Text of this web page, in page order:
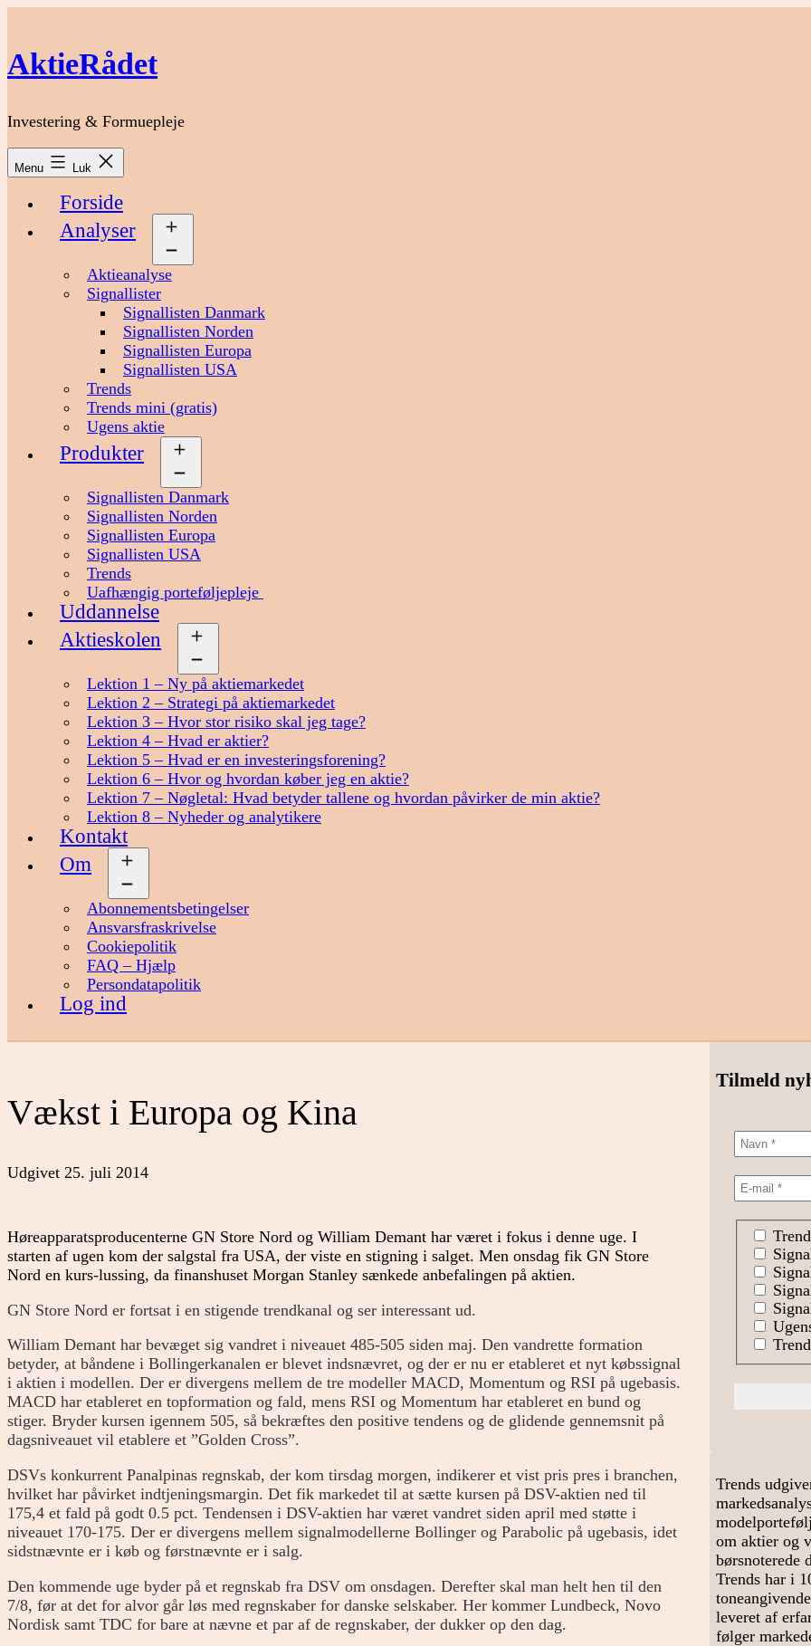
indhold
AktieRådet
Investering & Formuepleje
Menu Luk
Forside
Analyser
Aktieanalyse
Signallister
Signallisten Danmark
Signallisten Norden
Signallisten Europa
Signallisten USA
Trends
Trends mini (gratis)
Ugens aktie
Produkter
Signallisten Danmark
Signallisten Norden
Signallisten Europa
Signallisten USA
Trends
Uafhængig porteføljepleje
Uddannelse
Aktieskolen
Lektion 1 – Ny på aktiemarkedet
Lektion 2 – Strategi på aktiemarkedet
Lektion 3 – Hvor stor risiko skal jeg tage?
Lektion 4 – Hvad er aktier?
Lektion 5 – Hvad er en investeringsforening?
Lektion 6 – Hvor og hvordan køber jeg en aktie?
Lektion 7 – Nøgletal: Hvad betyder tallene og hvordan påvirker de min aktie?
Lektion 8 – Nyheder og analytikere
Kontakt
Om
Abonnementsbetingelser
Ansvarsfraskrivelse
Cookiepolitik
FAQ – Hjælp
Persondatapolitik
Log ind
Vækst i Europa og Kina
Udgivet 25. juli 2014
Høreapparatsproducenterne GN Store Nord og William Demant har været i fokus i denne uge. I
starten af ugen kom der salgstal fra USA, der viste en stigning i salget. Men onsdag fik GN Store
Nord en kurs-lussing, da finanshuset Morgan Stanley sænkede anbefalingen på aktien.
GN Store Nord er fortsat i en stigende trendkanal og ser interessant ud.
William Demant har bevæget sig vandret i niveauet 485-505 siden maj. Den vandrette formation
betyder, at båndene i Bollingerkanalen er blevet indsnævret, og der er nu er etableret et nyt købssignal
i aktien i modellen. Der er divergens mellem de tre modeller MACD, Momentum og RSI på ugebasis.
MACD har etableret en topformation og fald, mens RSI og Momentum har etableret en bund og
stiger. Bryder kursen igennem 505, så bekræftes den positive tendens og de glidende gennemsnit på
dagsniveauet vil etablere et ”Golden Cross”.
DSVs konkurrent Panalpinas regnskab, der kom tirsdag morgen, indikerer et vist pris pres i branchen,
hvilket har påvirket indtjeningsmargin. Det fik markedet til at sætte kursen på DSV-aktien ned til
175,4 et fald på godt 0.5 pct. Tendensen i DSV-aktien har været vandret siden april med støtte i
niveauet 170-175. Der er divergens mellem signalmodellerne Bollinger og Parabolic på ugebasis, idet
sidstnævnte er i køb og førstnævnte er i salg.
Den kommende uge byder på et regnskab fra DSV om onsdagen. Derefter skal man helt hen til den
7/8, før at det for alvor går løs med regnskaber for danske selskaber. Her kommer Lundbeck, Novo
Nordisk samt TDC for bare at nævne et par af de regnskaber, der dukker op den dag.
Tilmeld
Trends
om aktier og
børsnoterede
Trends har i
leveret af
følger